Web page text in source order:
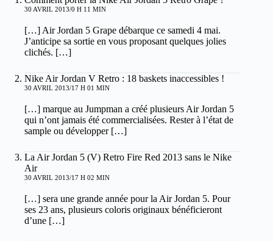
30 AVRIL 2013/0 H 11 MIN
[…] Air Jordan 5 Grape débarque ce samedi 4 mai.
J’anticipe sa sortie en vous proposant quelques jolies
clichés. […]
Nike Air Jordan V Retro : 18 baskets inaccessibles !
30 AVRIL 2013/17 H 01 MIN
[…] marque au Jumpman a créé plusieurs Air Jordan 5
qui n’ont jamais été commercialisées. Rester à l’état de
sample ou développer […]
La Air Jordan 5 (V) Retro Fire Red 2013 sans le Nike
Air
30 AVRIL 2013/17 H 02 MIN
[…] sera une grande année pour la Air Jordan 5. Pour
ses 23 ans, plusieurs coloris originaux bénéficieront
d’une […]